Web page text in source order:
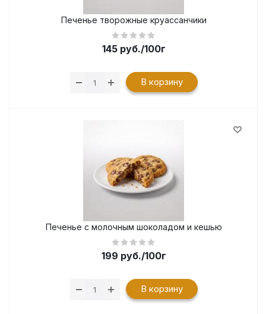
Печенье творожные круассанчики
145руб./100г
В корзину
Печенье с молочным шоколадом и кешью
199 руб./100г
В корзину